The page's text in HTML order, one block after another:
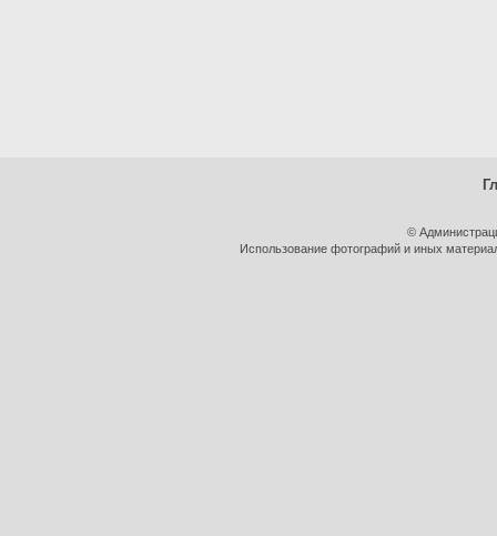
©
Использование фотографий и иных